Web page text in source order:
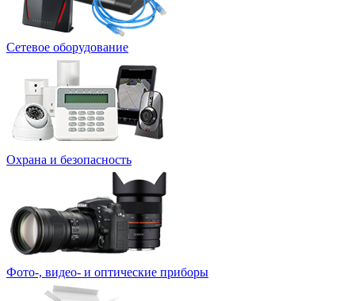
Сетевое оборудование
Охрана и безопасность
Фото-, видео- и оптические приборы